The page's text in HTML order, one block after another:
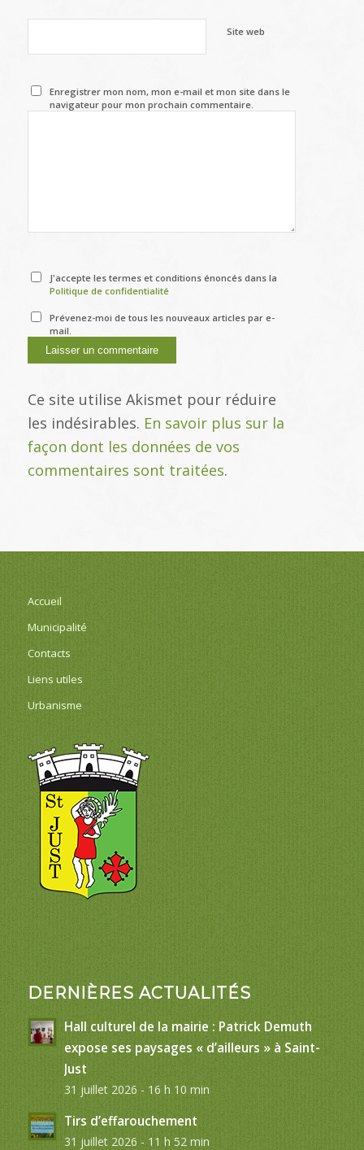
Site web
Enregistrer mon nom, mon e-mail et mon site dans le
navigateur pour mon prochain commentaire.
J'accepte les termes et conditions énoncés dans la
Politique de confidentialité
Prévenez-moi de tous les nouveaux articles par e-
mail.
Ce site utilise Akismet pour réduire
les indésirables. En savoir plus sur la
façon dont les données de vos
commentaires sont traitées.
Accueil
Municipalité
Contacts
Liens utiles
Urbanisme
DERNIÈRES ACTUALITÉS
Hall culturel de la mairie : Patrick Demuth
expose ses paysages « d’ailleurs » à Saint-
Just
31 juillet 2026 - 16 h 10 min
Tirs d’effarouchement
31 juillet 2026 - 11 h 52 min